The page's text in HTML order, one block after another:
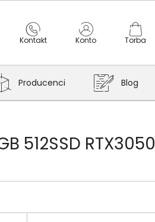
Kontakt Konto Torba
Producenci Blog
512SSD RTX3050